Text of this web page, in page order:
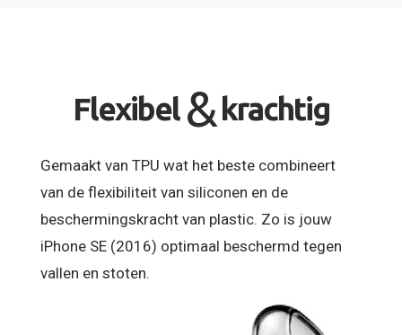
Flexibel &krachtig
Gemaakt van TPU wat het beste combineert
van de flexibiliteit van siliconen en de
beschermingskracht van plastic. Zo is jouw
iPhone SE (2016) optimaal beschermd tegen
vallen en stoten.